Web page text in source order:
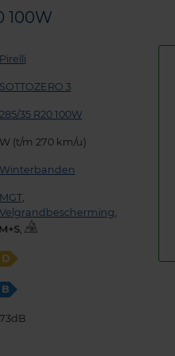
100W
Pirelli
SOTTOZERO 3
285/35 R20 100W
W (t/m 270 km/u)
Winterbanden
MGT,
Velgrandbescherming,
,
D
B
73dB